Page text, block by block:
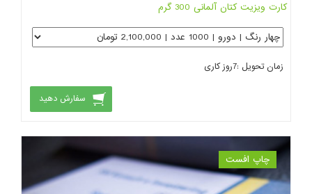
کارت ویزیت کتان آلمانی 300 گرم
زمان تحویل :7روز کاری
سفارش دهید
چاپ افست